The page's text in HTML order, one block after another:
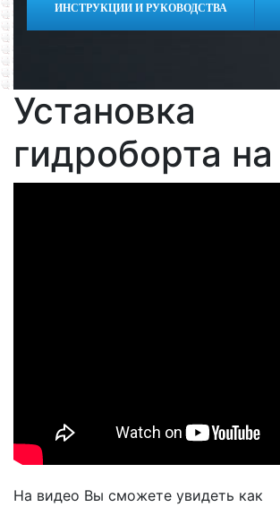
ИНСТРУКЦИИ И РУКОВОДСТВА
Установка
гидроборта
На видео Вы сможете увидеть как